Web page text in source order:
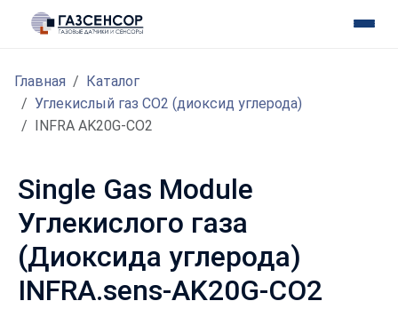
Главная
Каталог
Углекислый газ CO2 (диоксид углерода)
INFRA AK20G-CO2
Single Gas Module
Углекислого газа
(Диоксида углерода)
INFRA.sens-AK20G-CO2